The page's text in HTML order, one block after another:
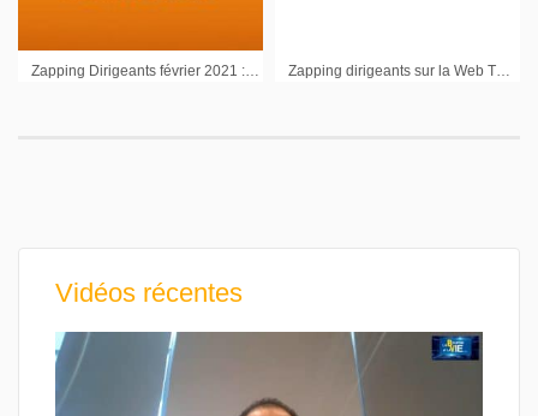
Vidéos récentes